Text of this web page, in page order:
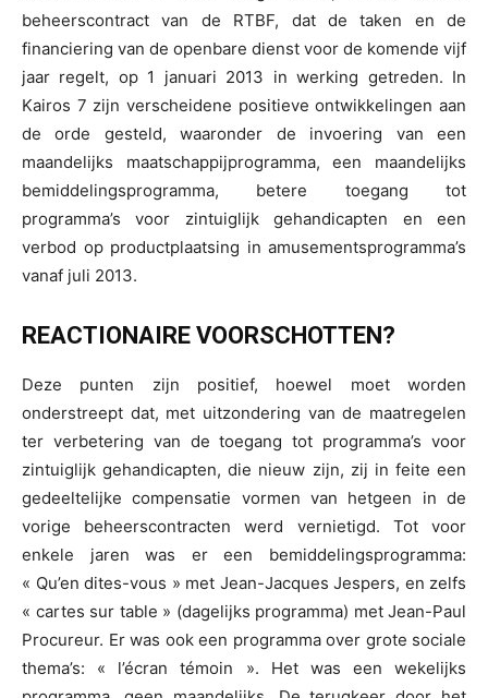
beheerscontract van de RTBF, dat de taken en de
financiering van de openbare dienst voor de komende vijf
jaar regelt, op 1 januari 2013 in werking getreden. In
Kairos 7 zijn verscheidene positieve ontwikkelingen aan
de orde gesteld, waaronder de invoering van een
maandelijks maatschappijprogramma, een maandelijks
bemiddelingsprogramma, betere toegang tot
programma’s voor zintuiglijk gehandicapten en een
verbod op productplaatsing in amusementsprogramma’s
vanaf juli 2013.
REACTIONAIRE VOORSCHOTTEN?
Deze punten zijn positief, hoewel moet worden
onderstreept dat, met uitzondering van de maatregelen
ter verbetering van de toegang tot programma’s voor
zintuiglijk gehandicapten, die nieuw zijn, zij in feite een
gedeeltelijke compensatie vormen van hetgeen in de
vorige beheerscontracten werd vernietigd. Tot voor
enkele jaren was er een bemiddelingsprogramma:
« Qu’en dites-vous » met Jean-Jacques Jespers, en zelfs
« cartes sur table » (dagelijks programma) met Jean-Paul
Procureur. Er was ook een programma over grote sociale
thema’s: « l’écran témoin ». Het was een wekelijks